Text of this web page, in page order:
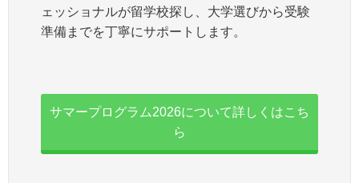
ェッショナルが留学校探し、大学選びから受験
準備までを丁寧にサポートします。
サマープログラム2026について詳しくはこち
ら